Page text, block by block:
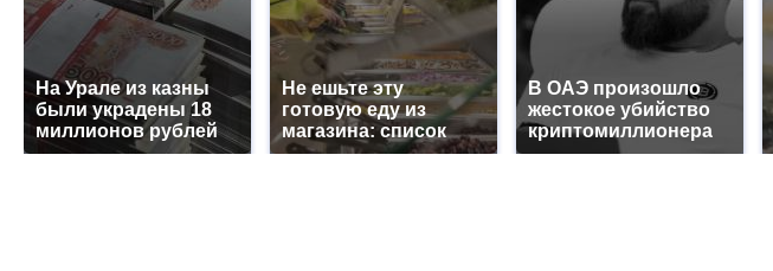
На Урале из казны
были украдены 18
миллионов рублей
Не ешьте эту
готовую еду из
магазина: список
В ОАЭ произошло
жестокое убийство
криптомиллионера